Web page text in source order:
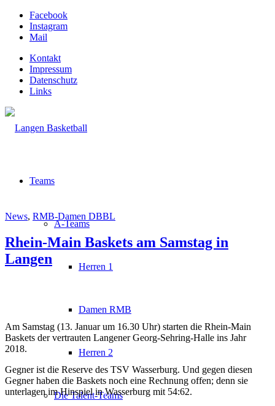
Facebook
Instagram
Mail
Kontakt
Impressum
Datenschutz
Links
Teams
A-Teams
Herren 1
Damen RMB
Herren 2
Die Talent-Teams
News, RMB-Damen DBBL
Rhein-Main Baskets am Samstag in
Langen
Am Samstag (13. Januar um 16.30 Uhr) starten die Rhein-Main
Baskets der vertrauten Langener Georg-Sehring-Halle ins Jahr
2018.
Gegner ist die Reserve des TSV Wasserburg. Und gegen diesen
Gegner haben die Baskets noch eine Rechnung offen; denn sie
unterlagen im Hinspiel in Wasserburg mit 54:62.